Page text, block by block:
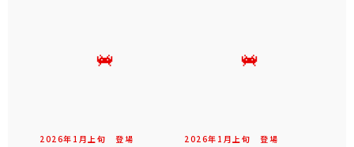
2026年 1 月 上旬 登場 2026年 1 月 上旬 登場